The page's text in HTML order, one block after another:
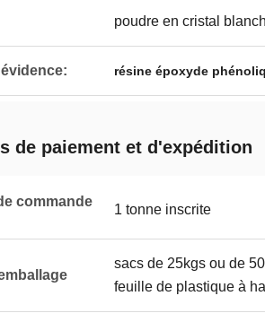
poudre en cristal
résine époxyde
de paiement et d'expédition
commande
1 tonne inscrite
sacs de 25kgs ou de
feuille de plastique à